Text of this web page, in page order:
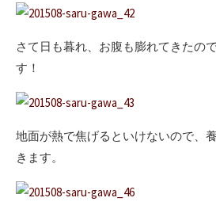
さて日も暮れ、お腹も膨れてきたの
す！
地面が熱で焦げるといけないので、
きます。